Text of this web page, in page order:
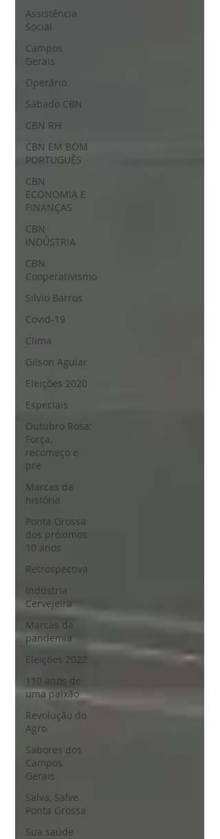
Assistência
Social
Campos
Gerais
Operário
Sábado CBN
CBN RH
CBN EM BOM
PORTUGUÊS
CBN
ECONOMIA E
FINANÇAS
CBN
INDÚSTRIA
CBN
Cooperativismo
Silvio Barros
Covid-19
Clima
Gilson Aguiar
Eleições 2020
Especiais
Outubro Rosa:
Força,
recomeço e
pre
Marcas da
história
Ponta Grossa
dos próximos
10 anos
Retrospectiva
Indústria
Cervejeira
Marcas da
pandemia
Eleições 2022
110 anos de
uma paixão
Revolução do
Agro
Sabores dos
Campos
Gerais
Salva, Salve
Ponta Grossa
Sua saúde